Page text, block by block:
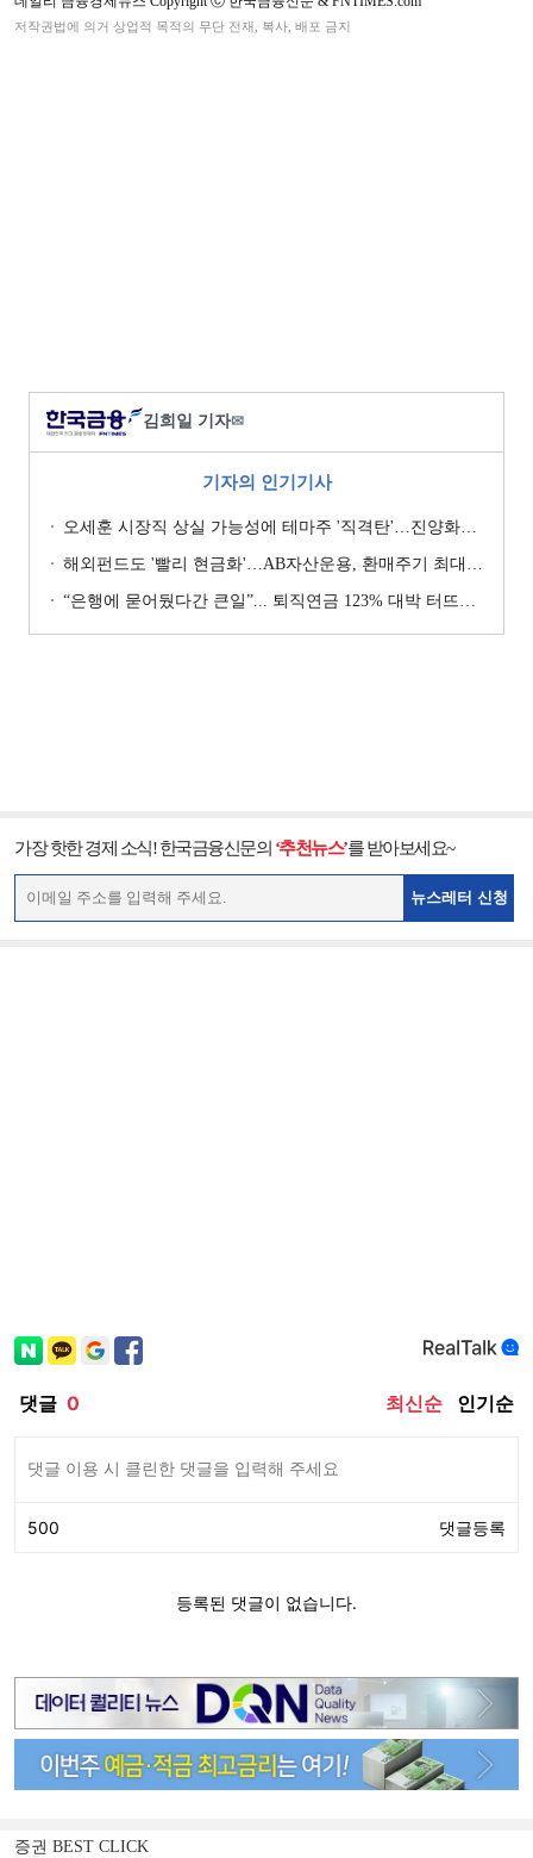
저작권법에 의거 상업적 목적의 무단 전재, 복사, 배포 금지
김희일 기자✉
기자의 인기기사
오세훈 시장직 상실 가능성에 테마주 '직격탄'…진양화학 하한가
해외펀드도 '빨리 현금화'…AB자산운용, 환매주기 최대 3일 단축
“은행에 묻어뒀다간 큰일”... 퇴직연금 123% 대박 터뜨린 곳 어디?
가장 핫한 경제 소식! 한국금융신문의 ‘추천뉴스’를 받아보세요~
뉴스레터 신청
증권 BEST CLICK